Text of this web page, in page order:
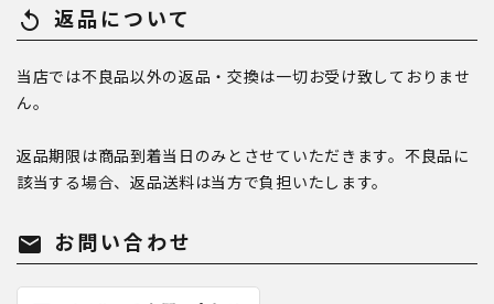
replay 返品について
当店では不良品以外の返品・交換は一切お受け致しておりませ
ん。
返品期限は商品到着当日のみとさせていただきます。不良品に
該当する場合、返品送料は当方で負担いたします。
mail お問い合わせ